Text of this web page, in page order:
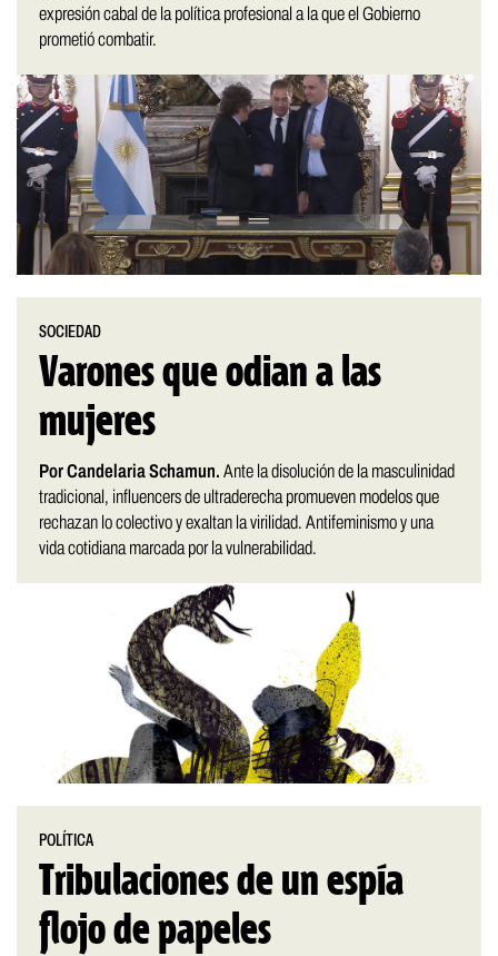
expresión cabal de la política profesional a la que el Gobierno
prometió combatir.
SOCIEDAD
Varones que odian a las
mujeres
Por Candelaria Schamun. Ante la disolución de la masculinidad
tradicional, influencers de ultraderecha promueven modelos que
rechazan lo colectivo y exaltan la virilidad. Antifeminismo y una
vida cotidiana marcada por la vulnerabilidad.
POLÍTICA
Tribulaciones de un espía
flojo de papeles